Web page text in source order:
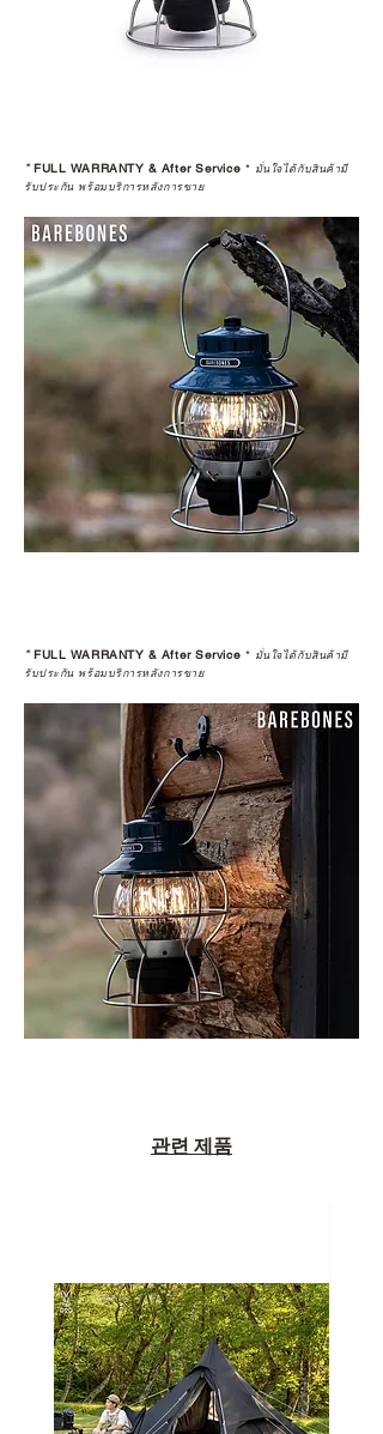
*FULL WARRANTY & After Service * มั่นใจได้กับสินค้ามี
รับประกัน พร้อมบริการหลังการขาย
*FULL WARRANTY & After Service * มั่นใจได้กับสินค้ามี
รับประกัน พร้อมบริการหลังการขาย
관련 제품